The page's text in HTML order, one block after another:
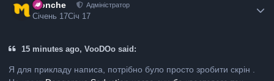
Monche Адміністратор
Січень 17Січ 17
15 minutes ago, VooDOo said:
Я для прикладу написа, потрібно було просто зробити скрін .